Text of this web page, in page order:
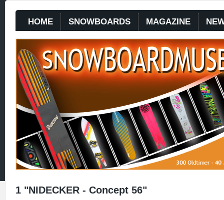
HOME SNOWBOARDS MAGAZINE
1 "NIDECKER - Concept 56"